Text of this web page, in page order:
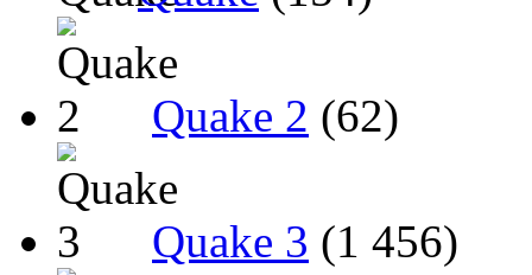
Quake 2 (62)
Quake 3 (1 456)